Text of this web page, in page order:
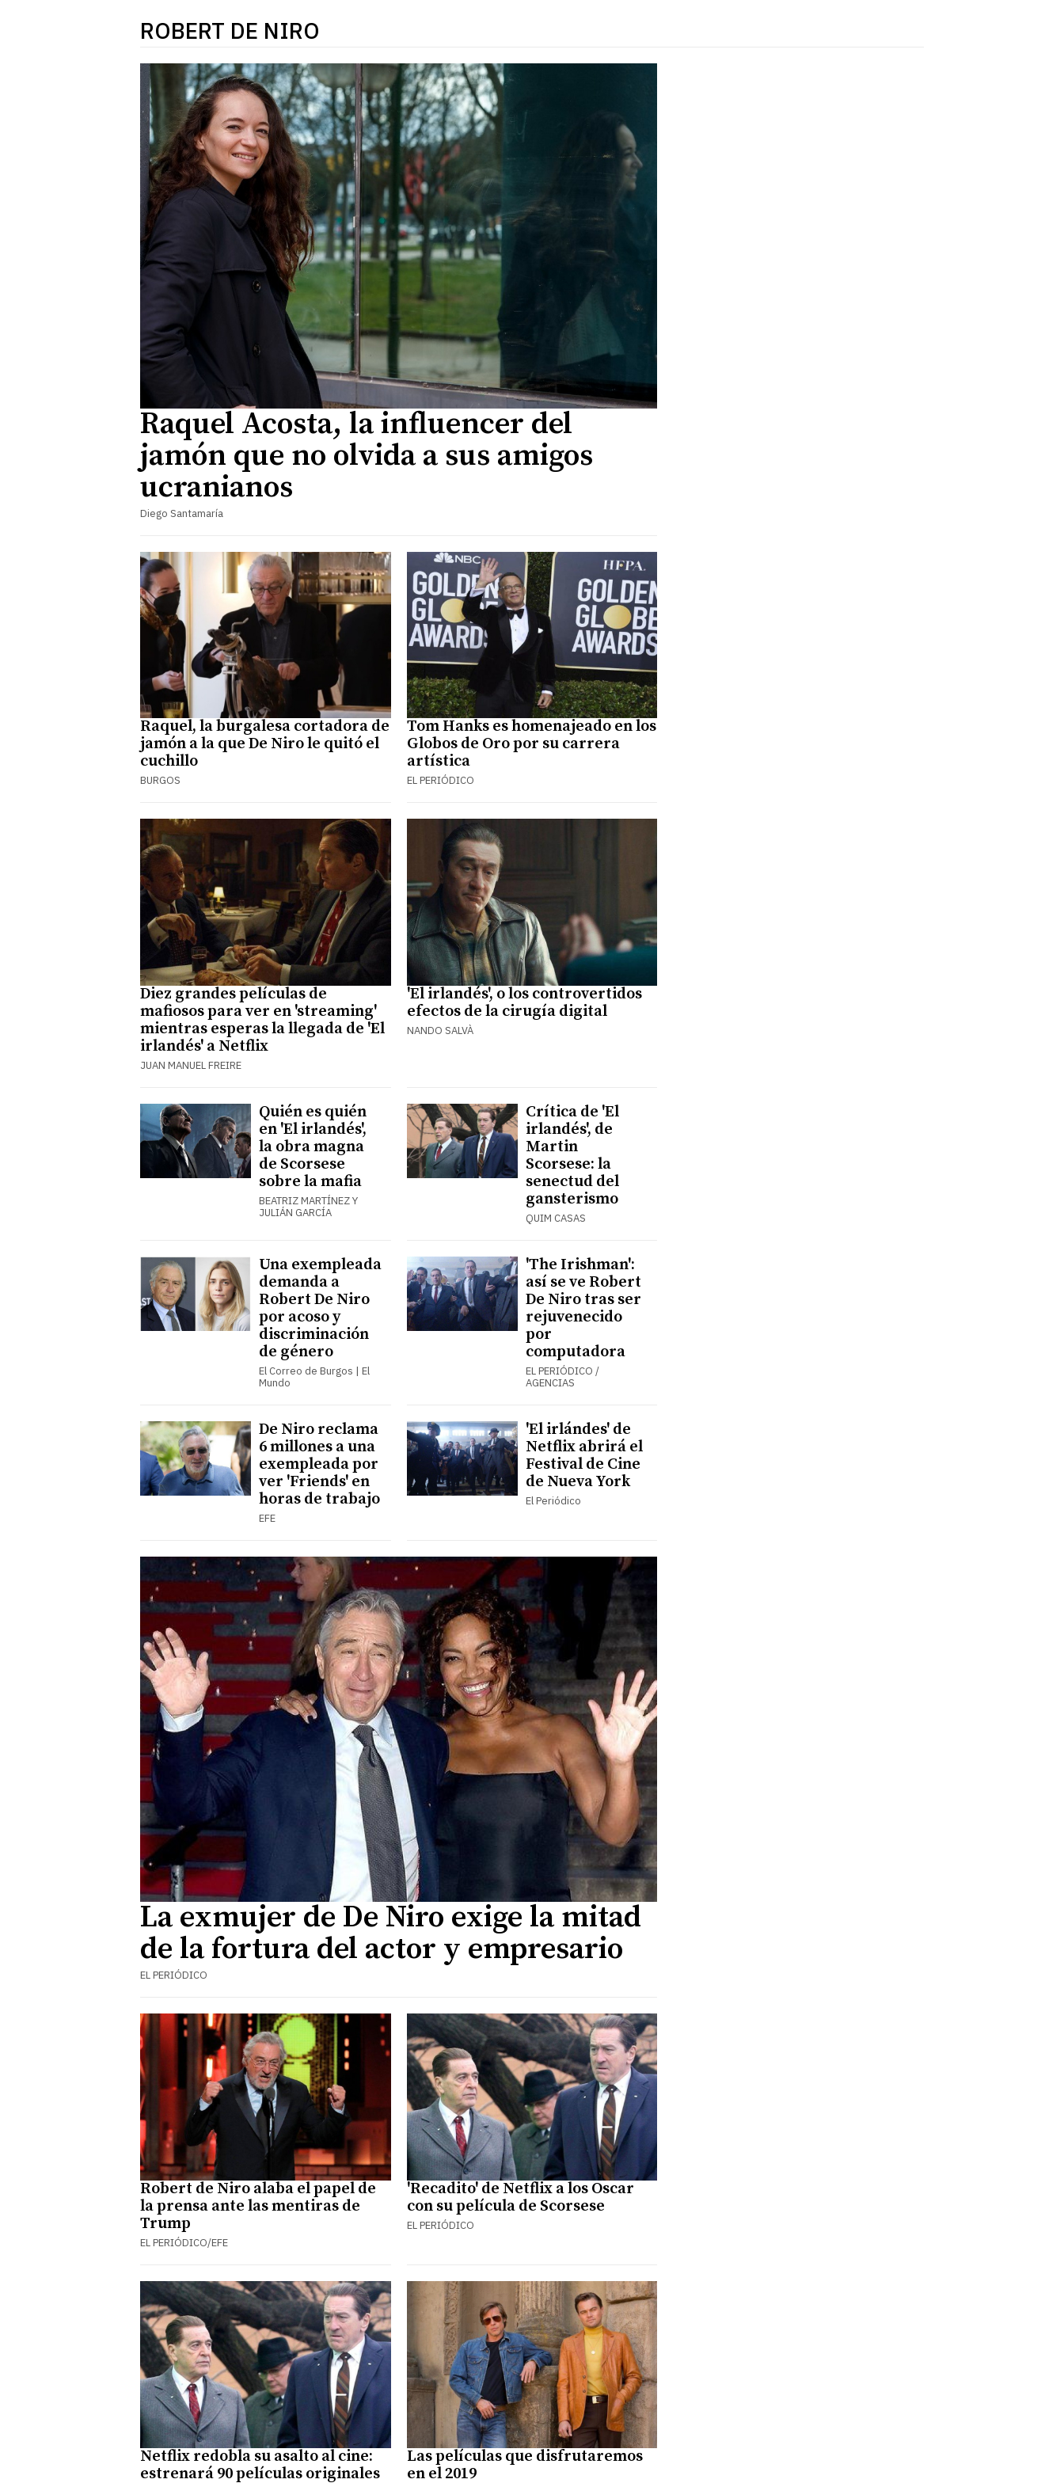
ROBERT DE NIRO
Raquel Acosta, la influencer del
jamón que no olvida a sus amigos
ucranianos
Diego Santamaría
Raquel, la burgalesa cortadora de
jamón a la que De Niro le quitó el
cuchillo
BURGOS
Tom Hanks es homenajeado en los
Globos de Oro por su carrera
artística
EL PERIÓDICO
Diez grandes películas de
mafiosos para ver en 'streaming'
mientras esperas la llegada de 'El
irlandés' a Netflix
JUAN MANUEL FREIRE
'El irlandés', o los controvertidos
efectos de la cirugía digital
NANDO SALVÀ
Quién es quién
en 'El irlandés',
la obra magna
de Scorsese
sobre la mafia
BEATRIZ MARTÍNEZ Y
JULIÁN GARCÍA
Crítica de 'El
irlandés', de
Martin
Scorsese: la
senectud del
gansterismo
QUIM CASAS
Una exempleada
demanda a
Robert De Niro
por acoso y
discriminación
de género
El Correo de Burgos | El
Mundo
'The Irishman':
así se ve Robert
De Niro tras ser
rejuvenecido
por
computadora
EL PERIÓDICO /
AGENCIAS
De Niro reclama
6 millones a una
exempleada por
ver 'Friends' en
horas de trabajo
EFE
'El irlándes' de
Netflix abrirá el
Festival de Cine
de Nueva York
El Periódico
La exmujer de De Niro exige la mitad
de la fortura del actor y empresario
EL PERIÓDICO
Robert de Niro alaba el papel de
la prensa ante las mentiras de
Trump
EL PERIÓDICO/EFE
'Recadito' de Netflix a los Oscar
con su película de Scorsese
EL PERIÓDICO
Netflix redobla su asalto al cine:
estrenará 90 películas originales
Las películas que disfrutaremos
en el 2019